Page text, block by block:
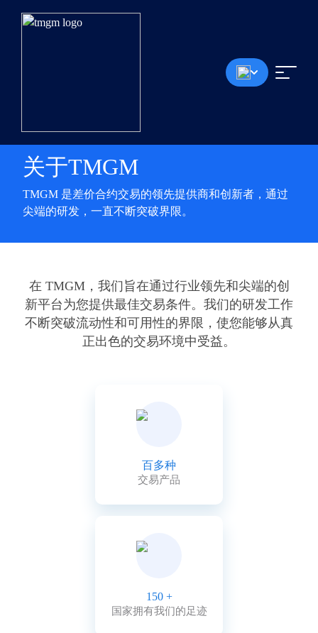
关于TMGM
TMGM 是差价合约交易的领先提供商和创新者，通过
尖端的研发，一直不断突破界限。
在 TMGM，我们旨在通过行业领先和尖端的创
新平台为您提供最佳交易条件。我们的研发工作
不断突破流动性和可用性的界限，使您能够从真
正出色的交易环境中受益。
百多种
交易产品
150 +
国家拥有我们的足迹